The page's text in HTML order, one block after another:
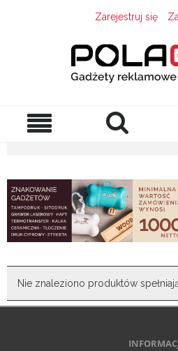
Zarejestruj się
Nie znaleziono produktów